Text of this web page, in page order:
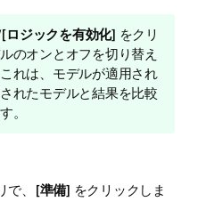
ロジックを有効化] をクリ
のオンとオフを切り替え
れは、モデルが適用され
れたモデルと結果を比較
。
で、[準備] をクリックしま